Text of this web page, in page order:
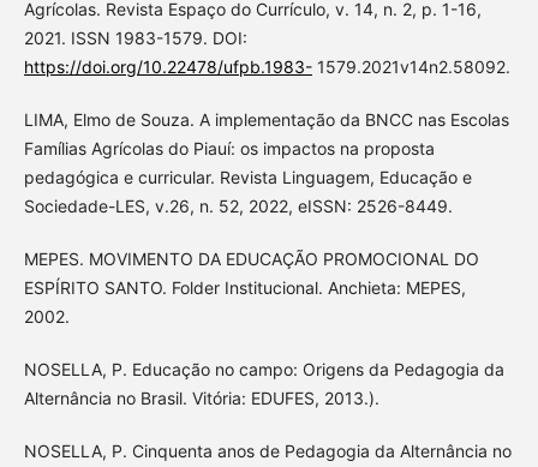
Agrícolas. Revista Espaço do Currículo, v. 14, n. 2, p. 1-16,
2021. ISSN 1983-1579. DOI:
https://doi.org/10.22478/ufpb.1983-1579.2021v14n2.58092.
LIMA, Elmo de Souza. A implementação da BNCC nas Escolas
Famílias Agrícolas do Piauí: os impactos na proposta
pedagógica e curricular. Revista Linguagem, Educação e
Sociedade-LES, v.26, n. 52, 2022, eISSN: 2526-8449.
MEPES. MOVIMENTO DA EDUCAÇÃO PROMOCIONAL DO
ESPÍRITO SANTO. Folder Institucional. Anchieta: MEPES,
2002.
NOSELLA, P. Educação no campo: Origens da Pedagogia da
Alternância no Brasil. Vitória: EDUFES, 2013.).
NOSELLA, P. Cinquenta anos de Pedagogia da Alternância no